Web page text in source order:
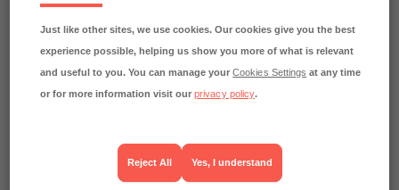
05-12-202609:30 - 15:30
13 platser kvar
3 498 kr inkl. moms
Just like other sites, we use cookies. Our cookies give you the best
experience possible, helping us show you more of what is relevant
and useful to you. You can manage yourCookies Settings at any time
or for more information visit ourprivacy policy.
Yes, I understand
Reject All